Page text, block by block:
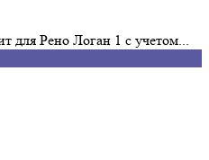
Рено Логан 1 с учетом...